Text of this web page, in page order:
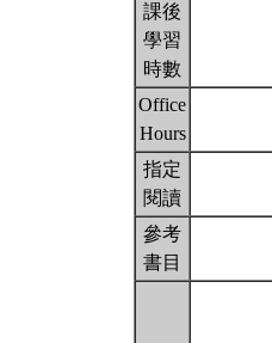
課後
學習
時數
Office
Hours
指定
閱讀
參考
書目